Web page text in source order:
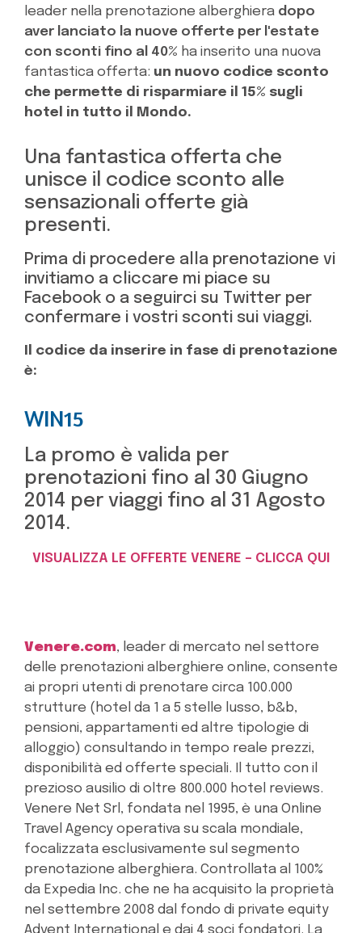
leader nella prenotazione alberghiera dopo
aver lanciato la nuove offerte per l'estate
con sconti fino al 40% ha inserito una nuova
fantastica offerta: un nuovo codice sconto
che permette di risparmiare il 15% sugli
hotel in tutto il Mondo.
Una fantastica offerta che
unisce il codice sconto alle
sensazionali offerte già
presenti.
Prima di procedere alla prenotazione vi
invitiamo a cliccare mi piace su
Facebook o a seguirci su Twitter per
confermare i vostri sconti sui viaggi.
Il codice da inserire in fase di prenotazione
è:
WIN15
La promo è valida per
prenotazioni fino al 30 Giugno
2014 per viaggi fino al 31 Agosto
2014.
VISUALIZZA LE OFFERTE VENERE – CLICCA QUI
Venere.com, leader di mercato nel settore
delle prenotazioni alberghiere online, consente
ai propri utenti di prenotare circa 100.000
strutture (hotel da 1 a 5 stelle lusso, b&b,
pensioni, appartamenti ed altre tipologie di
alloggio) consultando in tempo reale prezzi,
disponibilità ed offerte speciali. Il tutto con il
prezioso ausilio di oltre 800.000 hotel reviews.
Venere Net Srl, fondata nel 1995, è una Online
Travel Agency operativa su scala mondiale,
focalizzata esclusivamente sul segmento
prenotazione alberghiera. Controllata al 100%
da Expedia Inc. che ne ha acquisito la proprietà
nel settembre 2008 dal fondo di private equity
Advent International e dai 4 soci fondatori. La